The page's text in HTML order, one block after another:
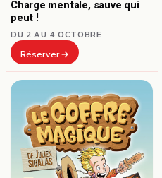
Charge mentale, sauve qui
peut !
DU 2 AU 4 OCTOBRE
Réserver